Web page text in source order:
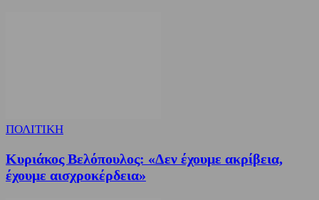
ΠΟΛΙΤΙΚΗ
Κυριάκος Βελόπουλος: «Δεν έχουμε ακρίβεια,
έχουμε αισχροκέρδεια»